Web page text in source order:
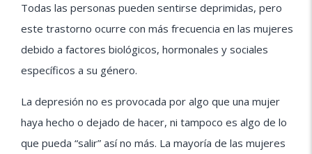
Todas las personas pueden sentirse deprimidas, pero
este trastorno ocurre con más frecuencia en las mujeres
debido a factores biológicos, hormonales y sociales
específicos a su género.
La depresión no es provocada por algo que una mujer
haya hecho o dejado de hacer, ni tampoco es algo de lo
que pueda “salir” así no más. La mayoría de las mujeres